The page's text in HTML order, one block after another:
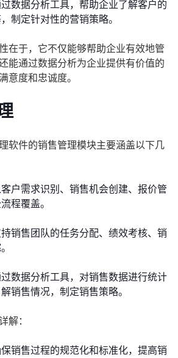
过数据分析工具，帮助企业了解客户的
制定针对性的营销策略。
在于，它不仅能够帮助企业有效地管
能通过数据分析为企业提供有价值的
意度和忠诚度。
软件的销售管理模块主要涵盖以下几
客户需求识别、销售机会创建、报价管
程覆盖。
持销售团队的任务分配、绩效考核、销
过数据分析工具，对销售数据进行统计
销售情况，制定销售策略。
解：
保销售过程的规范化和标准化，提高销